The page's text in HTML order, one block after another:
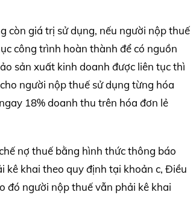
còn giá trị sử dụng, nếu người nộp thuế
công trình hoàn thành để có nguồn
sản xuất kinh doanh được liên tục thì
người nộp thuế sử dụng từng hóa
18% doanh thu trên hóa đơn lẻ
nợ thuế bằng hình thức thông báo
kê khai theo quy định tại khoản c, Điều
đó người nộp thuế vẫn phải kê khai